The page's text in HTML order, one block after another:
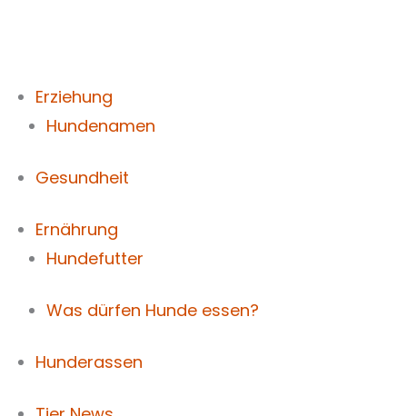
Erziehung
Hundenamen
Gesundheit
Ernährung
Hundefutter
Was dürfen Hunde essen?
Hunderassen